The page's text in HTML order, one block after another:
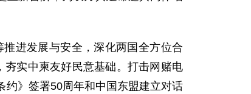
进发展与安全，深化两国全方位合
夯实中柬友好民意基础。打击网赌电
约》签署50周年和中国东盟建立对话